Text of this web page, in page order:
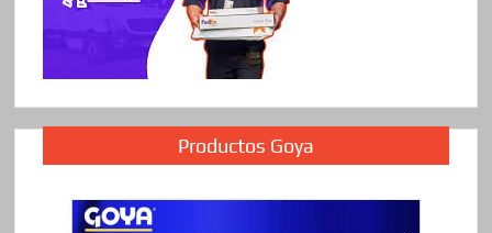
Productos Goya